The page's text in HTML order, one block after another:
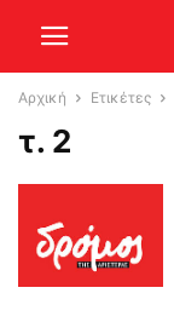
Αρχική Ετικέτες
τ. 2